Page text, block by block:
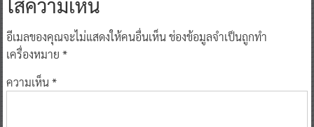
อีเมลของคุณจะไม่แสดงให้คนอื่นเห็นช่องข้อมูลจำเป็นถูกทำ
เครื่องหมาย *
ความเห็น*